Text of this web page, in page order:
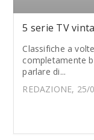
5 serie TV
Classifiche a
completamente
parlare di...
REDAZIONE, 25/